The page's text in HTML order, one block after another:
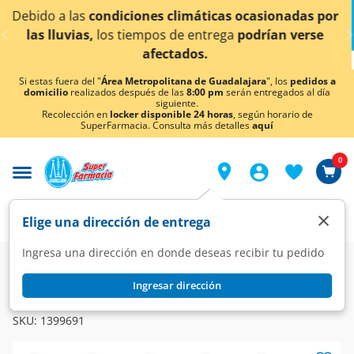
< div class="carousel-inner">
ocasionadas por
podrían verse
¡Ahora también en
conocer
Si estas fuera del "Área Metropolitana de Guadalajara", los pedidos a
domicilio realizados después de las8:00 pm serán entregados al día
siguiente.
Recolección en locker disponible 24 horas, según horario de
SuperFarmacia. Consulta más detallesaquí
Elige una dirección de entrega
Ingresa una dirección en donde deseas recibir tu pedido
Ingresar dirección
×
0
Farmacia Medicina Homeopatía Homeopático
Herbacil Cuacol G Remedio Herbolario, 25 gr.
SKU: 1399691